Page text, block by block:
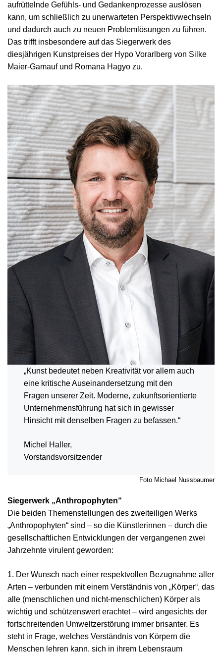
aufrüttelnde Gefühls- und Gedankenprozesse auslösen
kann, um schließlich zu unerwarteten Perspektivwechseln
und dadurch auch zu neuen Problemlösungen zu führen.
Das trifft insbesondere auf das Siegerwerk des
diesjährigen Kunstpreises der Hypo Vorarlberg von Silke
Maier-Gamauf und Romana Hagyo zu.
„Kunst bedeutet neben Kreativität vor allem auch
eine kritische Auseinandersetzung mit den
Fragen unserer Zeit. Moderne, zukunftsorientierte
Unternehmensführung hat sich in gewisser
Hinsicht mit denselben Fragen zu befassen.“
Michel Haller,
Vorstandsvorsitzender
Foto Michael Nussbaumer
Siegerwerk „Anthropophyten“
Die beiden Themenstellungen des zweiteiligen Werks
„Anthropophyten“ sind – so die Künstlerinnen – durch die
gesellschaftlichen Entwicklungen der vergangenen zwei
Jahrzehnte virulent geworden:
1. Der Wunsch nach einer respektvollen Bezugnahme aller
Arten – verbunden mit einem Verständnis von „Körper“, das
alle (menschlichen und nicht-menschlichen) Körper als
wichtig und schützenswert erachtet – wird angesichts der
fortschreitenden Umweltzerstörung immer brisanter. Es
steht in Frage, welches Verständnis von Körpern die
Menschen lehren kann, sich in ihrem Lebensraum